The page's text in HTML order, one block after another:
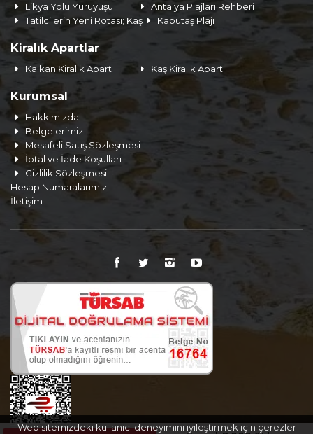
Likya Yolu Yürüyüşü
Antalya Plajları Rehberi
Tatilcilerin Yeni Rotası; Kaş
Kaputaş Plajı
Kiralık Apartlar
Kalkan Kiralık Apart Kaş Kiralık Apart
Kurumsal
Hakkımızda
Belgelerimiz
Mesafeli Satış Sözleşmesi
İptal ve İade Koşulları
Gizlilik Sözleşmesi
Hesap Numaralarımız
İletişim
Web sitemizdeki kullanıcı deneyimini iyileştirmek için çerezler